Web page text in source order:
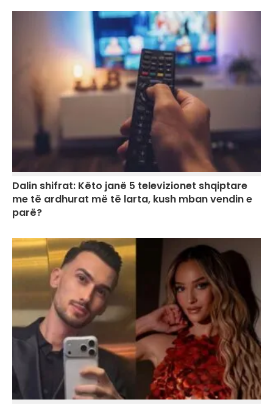
Dalin shifrat: Këto janë 5 televizionet shqiptare
me të ardhurat më të larta, kush mban vendin e
parë?